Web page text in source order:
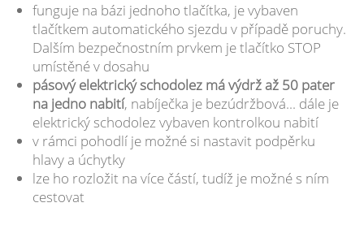
funguje na bázi jednoho tlačítka, je vybaven
tlačítkem automatického sjezdu v případě poruchy.
Dalším bezpečnostním prvkem je tlačítko STOP
umístěné v dosahu
pásový elektrický schodolez má výdrž až 50 pater
na jedno nabití, nabíječka je bezúdržbová... dále je
elektrický schodolez vybaven kontrolkou nabití
v rámci pohodlí je možné si nastavit podpěrku
hlavy a úchytky
lze ho rozložit na více částí, tudíž je možné s ním
cestovat